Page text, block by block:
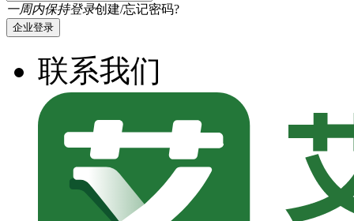
一周内保持登录创建/忘记密码?
企业登录
联系我们